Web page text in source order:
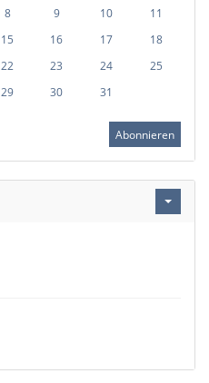
8 9 10
11
15 16 17
18
22 23 24
25
29 30 31
Abonnieren